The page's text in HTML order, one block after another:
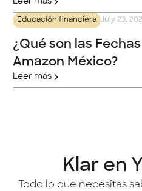
la importancia de no
confidencial, verificar
Educación financiera July 23,
¿Qué son las
Amazon México?
Leer más
Klar en
Todo lo que necesitas